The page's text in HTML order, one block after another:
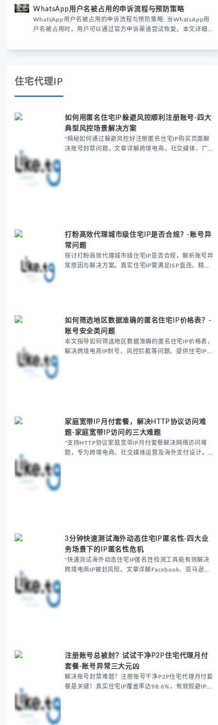
已成为全球数字沟通的首要考量。
WhatsApp用户名被占用的申诉流程与预防策略
WhatsApp用户名被占用的申诉流程与预防策略: 当WhatsApp用
户名被占用时，用户可以通过官方申诉渠道尝试恢复。本文详细解
账号安全。
住宅代理IP
如何用匿名住宅IP躲避风控顺利注册账号-四大
典型风控场景解决方案
"揭秘如何通过躲避风控好注册匿名住宅IP购买页面解
决账号封禁问题。文章详解跨境电商、社交媒体、广告
打粉高效代理城市级住宅IP是否合规？-账号异
常问题
探讨打粉高效代理城市级住宅IP是否合规，解析账号异
常原因与解决方案。真实住宅IP需满足ISP直连、精准
如何筛选地区数据准确的匿名住宅IP价格表？-
账号安全类问题
本文指导如何筛选地区数据准确的匿名住宅IP价格表，
解决跨境电商IP封号、风控拦截等问题。提供住宅IP检
家庭宽带IP月付套餐，解决HTTP协议访问难
题-家庭宽带IP访问的三大难题
"支持HTTP协议家庭宽带IP月付套餐解决网络访问难
题，专为跨境电商、社交媒体运营及海外支付设计。提
3分钟快速测试海外动态住宅IP匿名性-四大业
务场景下的IP匿名性危机
"快速测试海外动态住宅IP匿名性检测工具能有效解决
跨境电商IP被封风险。文章详解Facebook、亚马逊、
注册账号总被封？试试干净P2P住宅代理月付
套餐-账号异常三大元凶
解决账号封禁难题？注册账号干净P2P住宅代理月付套
餐是关键！真实住宅IP覆盖率达98.6%，有效规避IP黑